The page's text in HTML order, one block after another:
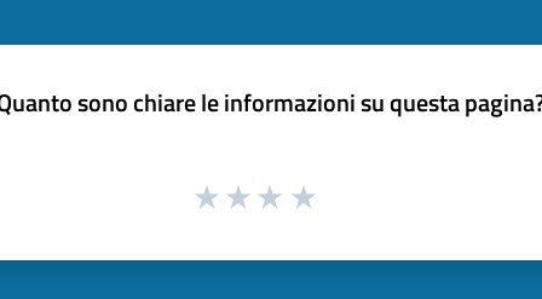
sono chiare le informazioni su questa